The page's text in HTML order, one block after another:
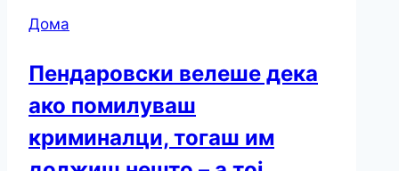
Дома
Пендаровски велеше дека
ако помилуваш
криминалци, тогаш им